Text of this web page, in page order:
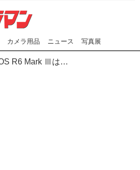
カメラ用品 ニュース 写真展
キヤノン EOS R6 Mark Ⅲはどんなカメラ？ プロカメラマンが実写レビュー